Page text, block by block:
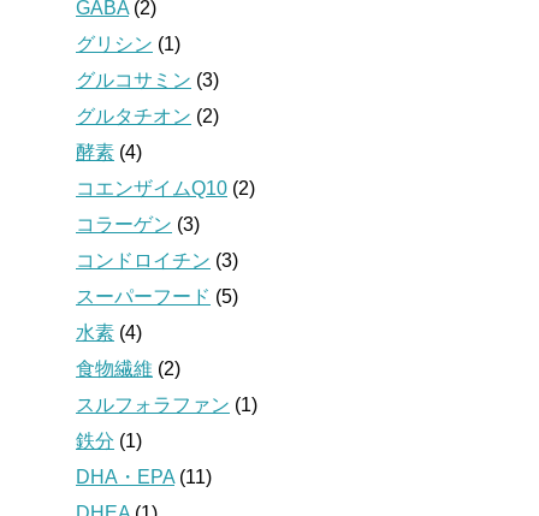
GABA (2)
グリシン (1)
グルコサミン (3)
グルタチオン (2)
酵素 (4)
コエンザイムQ10 (2)
コラーゲン (3)
コンドロイチン (3)
スーパーフード (5)
水素 (4)
食物繊維 (2)
スルフォラファン (1)
鉄分 (1)
DHA・EPA (11)